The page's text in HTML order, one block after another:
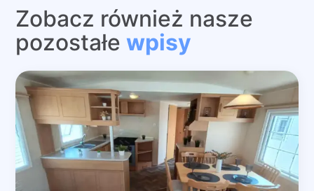
Zobacz również nasze
pozostałewpisy